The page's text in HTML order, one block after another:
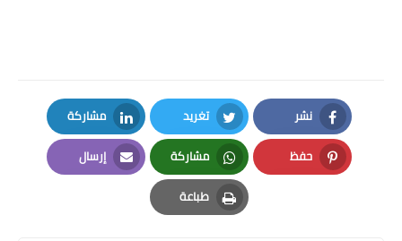
نشر
Facebook
تغريد
Twitter
مشاركة
LinkedIn
حفظ
Pinterest
مشاركة
Whatsapp
إرسال
Email
طباعة
Print